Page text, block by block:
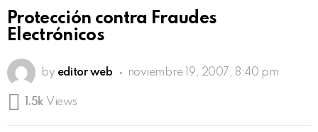
Protección contra Fraudes
Electrónicos
by editor web noviembre 19, 2007, 8:40 pm
1.5k Views